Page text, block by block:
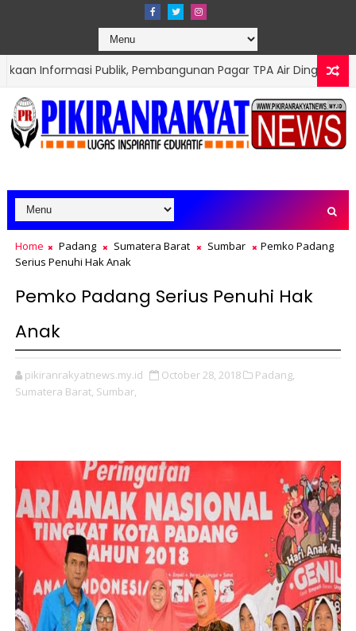
Pembangunan Pagar TPA Air Dingin Disorot PADANG
Home Padang Sumatera Barat Sumbar
Pemko Padang
Serius Penuhi Hak Anak
Pemko Padang Serius Penuhi Hak
Anak
pikiranrakyatnews.my.id October 28, 2018
Padang,
Sumatera Barat, Sumbar,